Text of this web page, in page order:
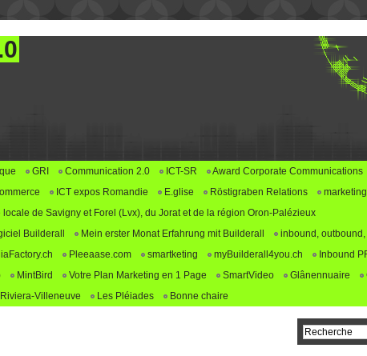
GRI Communication 2.0 ICT-SR Award Corporate Communications
ICT expos Romandie E.glise Röstigraben Relations
locale de Savigny et Forel (Lvx), du Jorat et de la région Oron-Palézieux
Builderall
Mein erster Monat Erfahrung mit Builderall inbound,
Pleeaase.com smartketing myBuilderall4you.ch
Inbound
MintBird Votre Plan Marketing en 1 Page SmartVideo Glânennuaire
Villeneuve Les Pléiades Bonne chaire